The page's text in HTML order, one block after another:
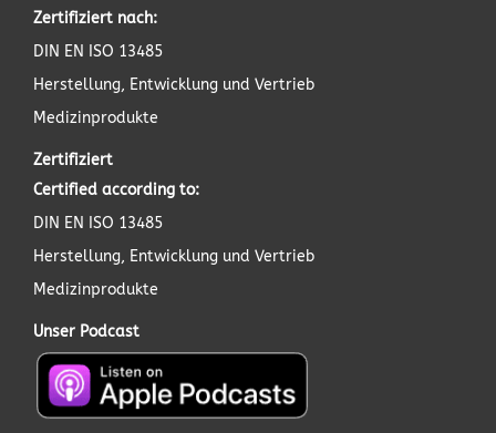
Zertifiziert nach:
DIN EN ISO 13485
Herstellung, Entwicklung und Vertrieb
Medizinprodukte
Zertifiziert
Certified according to:
DIN EN ISO 13485
Herstellung, Entwicklung und Vertrieb
Medizinprodukte
Unser Podcast